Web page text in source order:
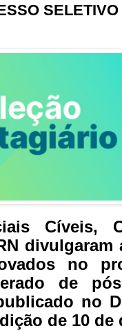
Cíveis,
no
de
no
de 10 de